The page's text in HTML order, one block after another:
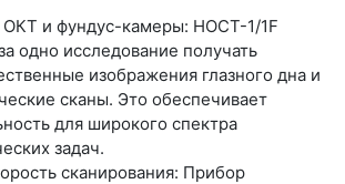
и фундус-камеры: HOCT-1/1F
одно исследование получать
изображения глазного дна и
сканы. Это обеспечивает
для широкого спектра
задач.
сканирования: Прибор